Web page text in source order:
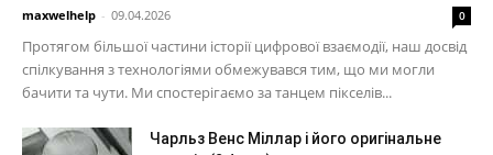
maxwelhelp - 09.04.2026 0
Протягом більшої частини історії цифрової взаємодії, наш досвід
спілкування з технологіями обмежувався тим, що ми могли
бачити та чути. Ми спостерігаємо за танцем пікселів...
Чарльз Венс Міллар і його оригінальне